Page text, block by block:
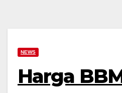
NEWS
Harga